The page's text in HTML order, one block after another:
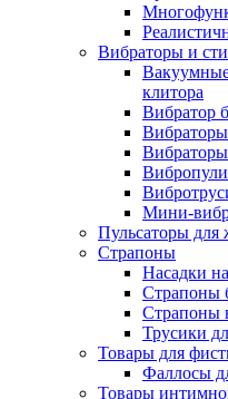
Вибраторы и
клитора
Вибратор
Вибропули
Мини-
Пульсаторы
Страпоны
Насадки
Страпоны
Страпоны
Трусики
Товары для
Фаллосы
Товары